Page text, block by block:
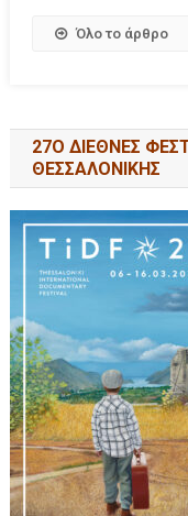
Όλο το άρθρο
27Ο ΔΙΕΘΝΕΣ
ΘΕΣΣΑΛΟΝΙΚΗΣ